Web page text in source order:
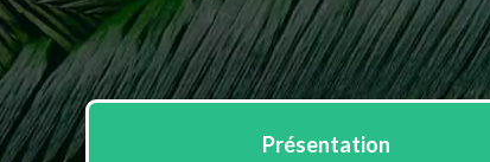
Présentation